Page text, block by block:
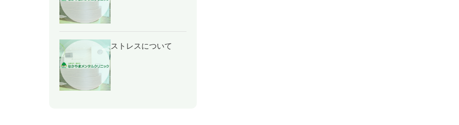
ストレスについて